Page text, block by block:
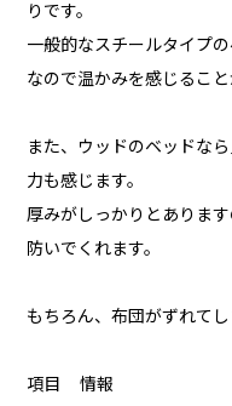
りです。
一般的なスチールタイプ
なので温かみを感じること
また、ウッドのベッドな
力も感じます。
厚みがしっかりとありま
防いでくれます。
もちろん、布団がずれて
項目 情報